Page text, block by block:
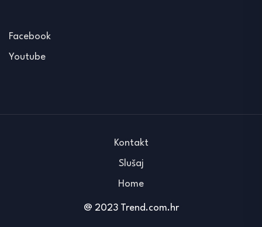
Facebook
Youtube
@ 2023 Trend.com.hr
Kontakt
Slušaj
Home